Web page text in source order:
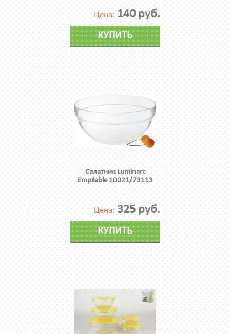
Цена: 140 руб.
КУПИТЬ
Салатник Luminarc
Empilable 10021/73113
Цена: 325 руб.
КУПИТЬ